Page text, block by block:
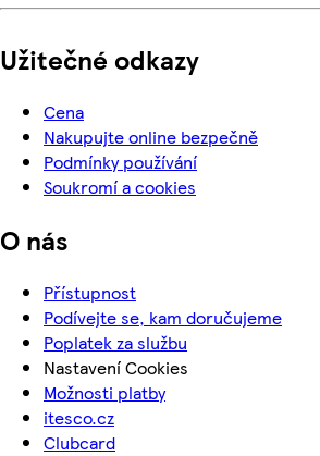
Užitečné odkazy
Cena
Nakupujte online bezpečně
Podmínky používání
Soukromí a cookies
O nás
Přístupnost
Podívejte se, kam doručujeme
Poplatek za službu
Nastavení Cookies
Možnosti platby
itesco.cz
Clubcard